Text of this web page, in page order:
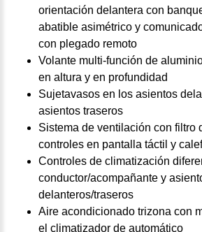
orientación delantera con
abatible asimétrico y
con plegado remoto
Volante multi-función de
en altura y en profundidad
Sujetavasos en los asientos
asientos traseros
Sistema de ventilación con filtro
controles en pantalla táctil y
Controles de climatización
conductor/acompañante y
delanteros/traseros
Aire acondicionado trizona con
el climatizador de automático